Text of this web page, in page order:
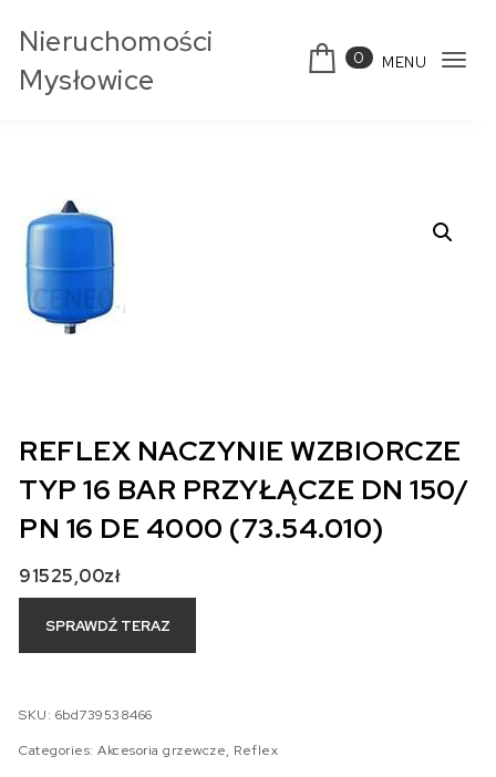
Nieruchomości
Mysłowice
0 MENU
REFLEX NACZYNIE WZBIORCZE
TYP 16 BAR PRZYŁĄCZE DN 150/
PN 16 DE 4000 (73.54.010)
91525,00zł
SPRAWDŹ TERAZ
SKU: 6bd739538466
Categories:Akcesoria grzewcze, Reflex